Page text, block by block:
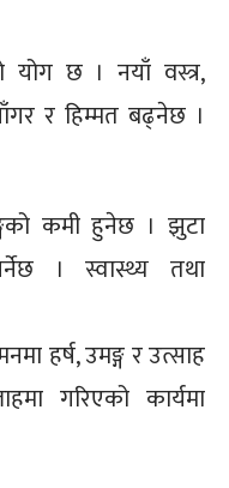
योग छ । नयाँ वस्त्र,
र हिम्मत बढ्नेछ ।
कमी हुनेछ । झुटा
। स्वास्थ्य तथा
हर्ष, उमङ्ग र उत्साह
गरिएको कार्यमा